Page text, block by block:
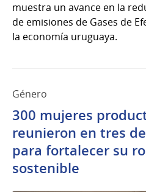
muestra un avance en la
de emisiones de Gases de
la economía uruguaya.
Género
300 mujeres
reunieron en tres
para fortalecer su
sostenible